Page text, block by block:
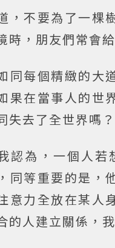
，不要為了一棵
時，朋友們常會
同每個精緻的大
果在當事人的世
失去了全世界嗎？
認為，一個人
同等重要的是，
意力全放在某人
的人建立關係，